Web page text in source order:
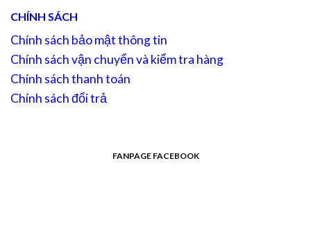
CHÍNH SÁCH
Chính sách bảo mật thông tin
Chính sách vận chuyển và kiểm tra hàng
Chính sách thanh toán
Chính sách đổi trả
FANPAGE FACEBOOK